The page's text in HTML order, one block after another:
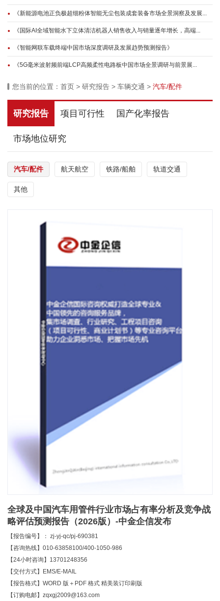
《新能源电池正负极超细粉体智能无尘包装成套装备市场全景洞察及发展...
《国际AI全域智能水下立体清洁机器人销售收入与销量逐年增长，高端...
《智能网联车载终端中国市场深度调研及发展趋势预测报告》
《5G毫米波射频前端LCP高频柔性电路板中国市场全景调研与前景展...
您当前的位置： 首页 > 研究报告 > 车辆交通 > 汽车/配件
研究报告 项目可行性 国产化率报告
市场地位研究
汽车/配件 航天航空 铁路/船舶 轨道交通
其他
全球及中国汽车用管件行业市场占有率分析及竞争战
略评估预测报告（2026版）-中金企信发布
【报告编号】： zj-yj-qc/pj-690381
【咨询热线】010-63858100/400-1050-986
【24小时咨询】13701248356
【交付方式】EMS/E-MAIL
【报告格式】WORD 版＋PDF 格式 精美装订印刷版
【订购电邮】zqxgj2009@163.com